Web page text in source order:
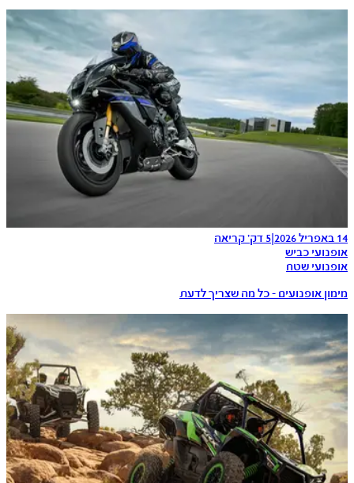
14 באפריל 2026
5 דק׳ קריאה
אופנועי כביש
אופנועי שטח
מימון אופנועים – כל מה שצריך לדעת